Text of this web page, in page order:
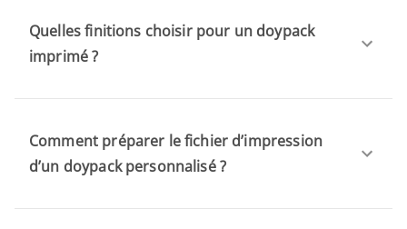
Quelles finitions choisir pour un doypack
imprimé ?
Comment préparer le fichier d’impression
d’un doypack personnalisé ?